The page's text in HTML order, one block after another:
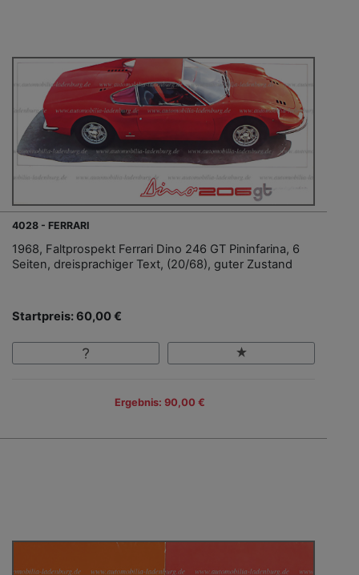
4028 - FERRARI
1968, Faltprospekt Ferrari Dino 246 GT Pininfarina, 6
Seiten, dreisprachiger Text, (20/68), guter Zustand
Startpreis: 60,00 €
Ergebnis: 90,00 €